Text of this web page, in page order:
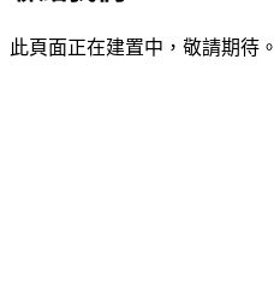
此頁面正在建置中，敬請期待。